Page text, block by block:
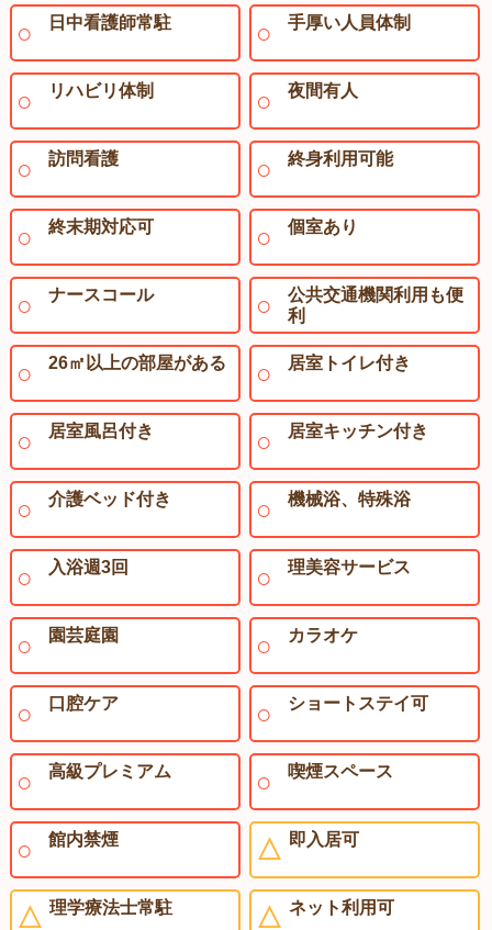
日中看護師常駐 手厚い人員体制
リハビリ体制 夜間有人
訪問看護 終身利用可能
終末期対応可 個室あり
ナースコール
公共交通機関利用も便
利
26㎡以上の部屋がある 居室トイレ付き
居室風呂付き 居室キッチン付き
介護ベッド付き 機械浴、特殊浴
入浴週3回 理美容サービス
園芸庭園 カラオケ
口腔ケア ショートステイ可
高級プレミアム 喫煙スペース
館内禁煙 即入居可
理学療法士常駐 ネット利用可